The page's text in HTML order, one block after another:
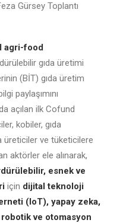
Gürsey Toplantı
agri-food
gıda üretimi
(BİT) gıda üretim
paylaşımını
açılan ilk Cofund
kobiler, gıda
üreticiler ve tüketicilere
aktörler ele alınarak,
esnek ve
için dijital teknoloji
(IoT), yapay zeka,
ve otomasyon